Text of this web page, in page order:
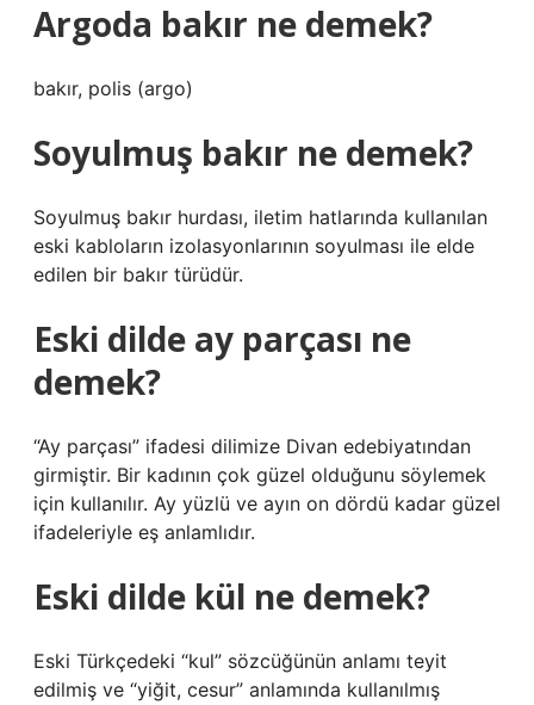
Argoda bakır ne demek?
bakır, polis (argo)
Soyulmuş bakır ne demek?
Soyulmuş bakır hurdası, iletim hatlarında kullanılan
eski kabloların izolasyonlarının soyulması ile elde
edilen bir bakır türüdür.
Eski dilde ay parçası ne
demek?
“Ay parçası” ifadesi dilimize Divan edebiyatından
girmiştir. Bir kadının çok güzel olduğunu söylemek
için kullanılır. Ay yüzlü ve ayın on dördü kadar güzel
ifadeleriyle eş anlamlıdır.
Eski dilde kül ne demek?
Eski Türkçedeki “kul” sözcüğünün anlamı teyit
edilmiş ve “yiğit, cesur” anlamında kullanılmış